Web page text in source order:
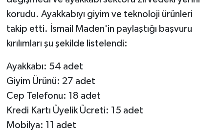
korudu. Ayakkabıyı giyim ve teknoloji ürünleri
takip etti. İsmail Maden'in paylaştığı başvuru
kırılımları şu şekilde listelendi:
​Ayakkabı: 54 adet
​Giyim Ürünü: 27 adet
​Cep Telefonu: 18 adet
​Kredi Kartı Üyelik Ücreti: 15 adet
​Mobilya: 11 adet